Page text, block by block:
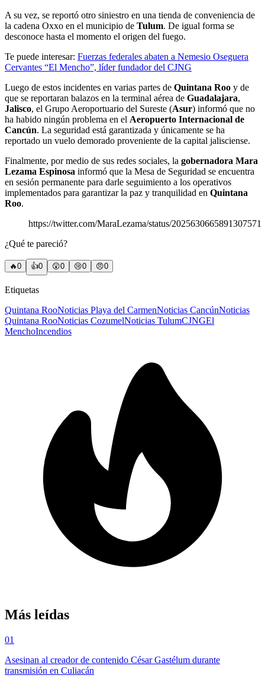
A su vez, se reportó otro siniestro en una tienda de conveniencia de
la cadena Oxxo en el municipio de Tulum. De igual forma se
desconoce hasta el momento el origen del fuego.
Te puede interesar: Fuerzas federales abaten a Nemesio Oseguera
Cervantes “El Mencho”, líder fundador del CJNG
Luego de estos incidentes en varias partes de Quintana Roo y de
que se reportaran balazos en la terminal aérea de Guadalajara,
Jalisco, el Grupo Aeroportuario del Sureste (Asur) informó que no
ha habido ningún problema en el Aeropuerto Internacional de
Cancún. La seguridad está garantizada y únicamente se ha
reportado un vuelo demorado proveniente de la capital jalisciense.
Finalmente, por medio de sus redes sociales, la gobernadora Mara
Lezama Espinosa informó que la Mesa de Seguridad se encuentra
en sesión permanente para darle seguimiento a los operativos
implementados para garantizar la paz y tranquilidad en Quintana
Roo.
https://twitter.com/MaraLezama/status/2025630665891307571
¿Qué te pareció?
🔥0 👍0 😲0 😢0 😠0
Etiquetas
Quintana RooNoticias Playa del CarmenNoticias CancúnNoticias
Quintana RooNoticias CozumelNoticias TulumCJNGEl
MenchoIncendios
Más leídas
01
Asesinan al creador de contenido César Gastélum durante
transmisión en Culiacán